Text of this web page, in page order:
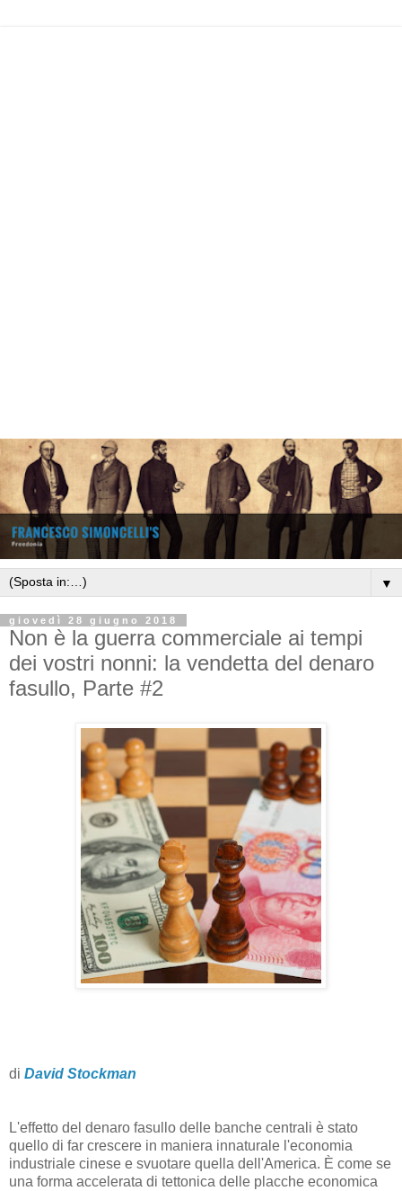
▼
giovedì 28 giugno 2018
Non è la guerra commerciale ai tempi
dei vostri nonni: la vendetta del denaro
fasullo, Parte #2
di David Stockman
L'effetto del denaro fasullo delle banche centrali è stato
quello di far crescere in maniera innaturale l'economia
industriale cinese e svuotare quella dell'America. È come se
una forma accelerata di tettonica delle placche economica